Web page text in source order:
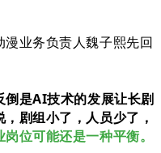
业务负责人魏子熙先回
倒是AI技术的发展让长剧
剧组小了，人员少了，
位可能还是一种平衡。